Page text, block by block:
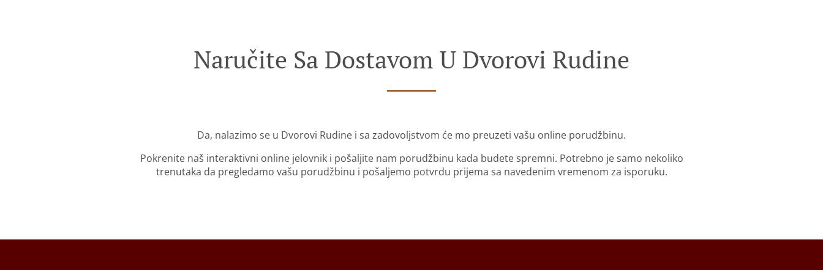
Naručite Sa Dostavom U Dvorovi Rudine
Da, nalazimo se u Dvorovi Rudine i sa zadovoljstvom će mo preuzeti vašu online porudžbinu.
Pokrenite naš interaktivni online jelovnik i pošaljite nam porudžbinu kada budete spremni. Potrebno je samo nekoliko
trenutaka da pregledamo vašu porudžbinu i pošaljemo potvrdu prijema sa navedenim vremenom za isporuku.